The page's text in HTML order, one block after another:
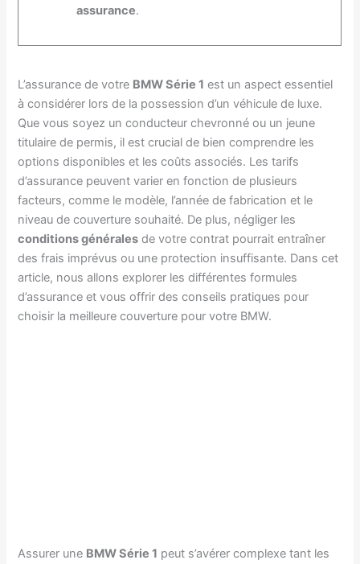
assurance.
L’assurance de votre BMW Série 1 est un aspect essentiel
à considérer lors de la possession d’un véhicule de luxe.
Que vous soyez un conducteur chevronné ou un jeune
titulaire de permis, il est crucial de bien comprendre les
options disponibles et les coûts associés. Les tarifs
d’assurance peuvent varier en fonction de plusieurs
facteurs, comme le modèle, l’année de fabrication et le
niveau de couverture souhaité. De plus, négliger les
conditions générales de votre contrat pourrait entraîner
des frais imprévus ou une protection insuffisante. Dans cet
article, nous allons explorer les différentes formules
d’assurance et vous offrir des conseils pratiques pour
choisir la meilleure couverture pour votre BMW.
Assurer une BMW Série 1 peut s’avérer complexe tant les